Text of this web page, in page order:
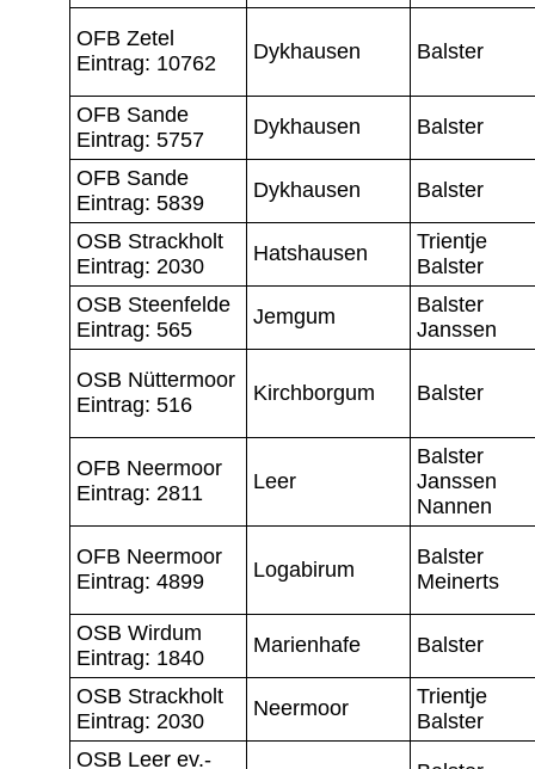
OFB Zetel
Eintrag: 10762
Dykhausen Balster
OFB Sande
Eintrag: 5757
Dykhausen Balster
OFB Sande
Eintrag: 5839
Dykhausen Balster
OSB Strackholt
Eintrag: 2030
Hatshausen
Trientje
Balster
OSB Steenfelde
Eintrag: 565
Jemgum
Balster
Janssen
OSB Nüttermoor
Eintrag: 516
Kirchborgum Balster
OFB Neermoor
Eintrag: 2811
Leer
Balster
Janssen
Nannen
OFB Neermoor
Eintrag: 4899
Logabirum
Balster
Meinerts
OSB Wirdum
Eintrag: 1840
Marienhafe Balster
OSB Strackholt
Eintrag: 2030
Neermoor
Trientje
Balster
OSB Leer ev.-